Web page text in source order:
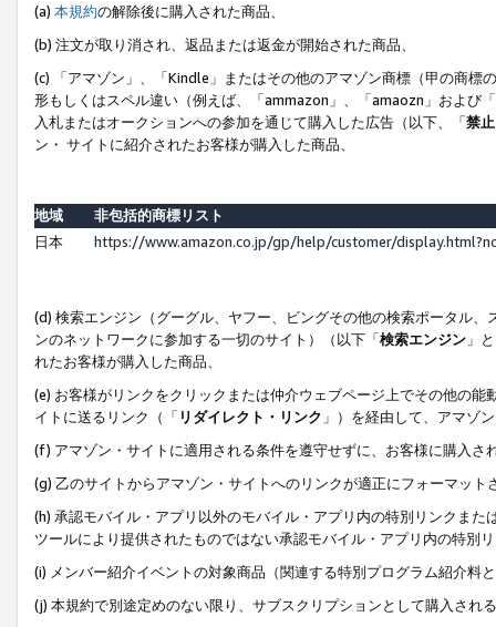
(a) 本規約の解除後に購入された商品、
(b) 注文が取り消され、返品または返金が開始された商品、
(c) 「アマゾン」、「Kindle」またはその他のアマゾン商標（甲の商
形もしくはスペル違い（例えば、「ammazon」、「amaozn」および
入札またはオークションへの参加を通じて購入した広告（以下、「禁
ン・ サイトに紹介されたお客様が購入した商品、
地域
非包括的商標リスト
日本
https://www.amazon.co.jp/gp/help/customer/
(d) 検索エンジン（グーグル、ヤフー、ビングその他の検索ポータル
ンのネットワークに参加する一切のサイト）（以下「検索エンジン 」
れたお客様が購入した商品、
(e) お客様がリンクをクリックまたは仲介ウェブページ上でその他の
イトに送るリンク（「 リダイレクト・リンク 」）を経由して、アマゾ
(f) アマゾン・サイトに適用される条件を遵守せずに、お客様に購入さ
(g) 乙のサイトからアマゾン・サイトへのリンクが適正にフォーマッ
(h) 承認モバイル・アプリ以外のモバイル・アプリ内の特別リンクま
ツールにより提供されたものではない承認モバイル・アプリ内の特別
(i) メンバー紹介イベントの対象商品（関連する特別プログラム紹介料
(j) 本規約で別途定めのない限り、サブスクリプションとして購入され